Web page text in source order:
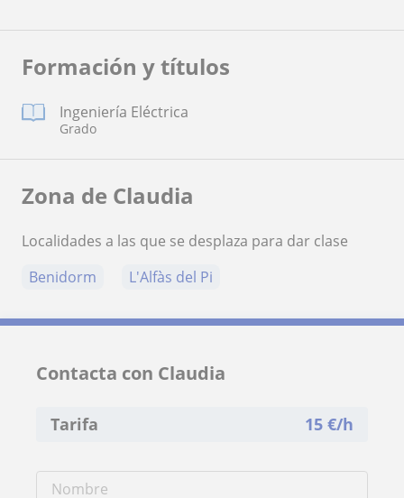
Formación y títulos
Ingeniería Eléctrica
Grado
Zona de Claudia
Localidades a las que se desplaza para dar clase
Benidorm
L'Alfàs del Pi
Contacta con Claudia
Tarifa 15 €/h